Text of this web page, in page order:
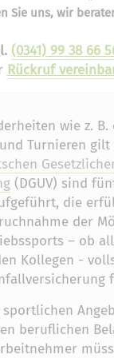
Sie uns, wir
(0341) 99 38 66
Rückruf
wie z.
Turnieren gilt
(DGUV) sind
die
der
– ob
Kollegen -
beruflichen